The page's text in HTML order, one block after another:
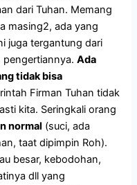
dari Tuhan. Memang
masing2, ada yang
juga tergantung dari
pengertiannya.Ada
tidak bisa
Firman Tuhan tidak
kita. Seringkali orang
normal (suci, ada
taat dipimpin Roh).
besar, kebodohan,
dll yang